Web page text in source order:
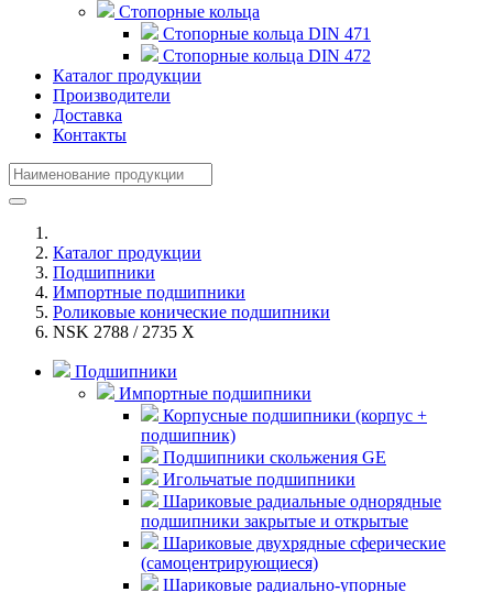
Стопорные кольца
Стопорные кольца DIN 471
Стопорные кольца DIN 472
Каталог продукции
Производители
Доставка
Контакты
Каталог продукции
Подшипники
Импортные подшипники
Роликовые конические подшипники
NSK 2788 / 2735 X
Подшипники
Импортные подшипники
Корпусные подшипники (корпус +
подшипник)
Подшипники скольжения GE
Игольчатые подшипники
Шариковые радиальные однорядные
подшипники закрытые и открытые
Шариковые двухрядные сферические
(самоцентрирующиеся)
Шариковые радиально-упорные